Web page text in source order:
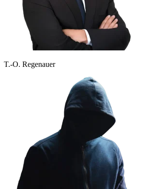
T.-O. Regenauer